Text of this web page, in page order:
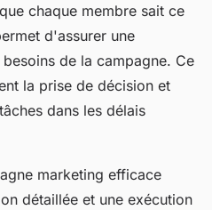
chaque membre sait ce
d'assurer une
de la campagne. Ce
la prise de décision et
dans les délais
marketing efficace
détaillée et une exécution